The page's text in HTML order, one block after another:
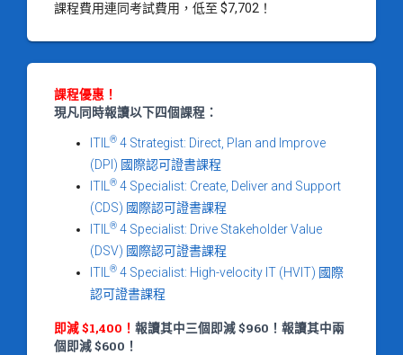
課程費用連同考試費用，低至 $7,702！
課程優惠！
現凡同時報讀以下四個課程：
ITIL ® 4 Strategist: Direct, Plan and Improve
(DPI) 國際認可證書課程
ITIL
® 4 Specialist: Create, Deliver and Support
(CDS) 國際認可證書課程
ITIL
® 4 Specialist: Drive Stakeholder Value
(DSV) 國際認可證書課程
ITIL
® 4 Specialist: High-velocity IT (HVIT) 國際
認可證書課程
即減 $1,400！ 報讀其中三個即減 $960！報讀其中兩
個即減 $600！